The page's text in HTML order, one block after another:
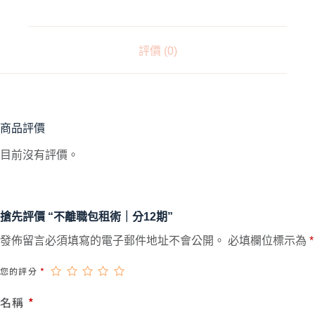
評價 (0)
商品評價
目前沒有評價。
搶先評價 “不離職包租術｜分12期”
發佈留言必須填寫的電子郵件地址不會公開。 必填欄位標示為 *
您的評分 *
名稱 *
A
T
R